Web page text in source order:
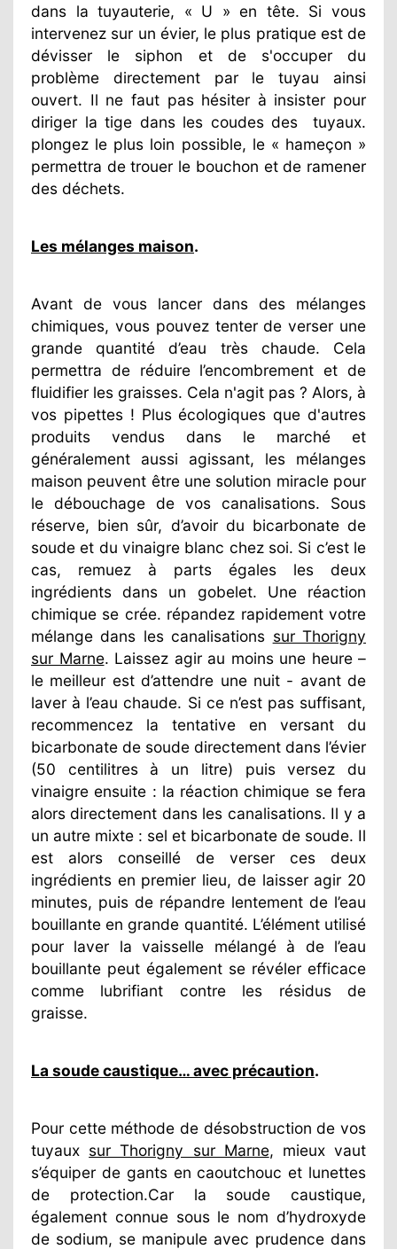
dans la tuyauterie, « U » en tête. Si vous
intervenez sur un évier, le plus pratique est de
dévisser le siphon et de s'occuper du
problème directement par le tuyau ainsi
ouvert. Il ne faut pas hésiter à insister pour
diriger la tige dans les coudes des
tuyaux.
plongez le plus loin possible, le « hameçon »
permettra de trouer le bouchon et de ramener
des déchets.
Les mélanges maison.
Avant de vous lancer dans des mélanges
chimiques, vous pouvez tenter de verser une
grande quantité d’eau très chaude. Cela
permettra de réduire l’encombrement et de
fluidifier les graisses. Cela n'agit pas ? Alors, à
vos pipettes ! Plus écologiques que d'autres
produits vendus dans le marché et
généralement aussi agissant, les mélanges
maison peuvent être une solution miracle pour
le débouchage de vos canalisations. Sous
réserve, bien sûr, d’avoir du bicarbonate de
soude et du vinaigre blanc chez soi. Si c’est le
cas, remuez à parts égales les deux
ingrédients dans un gobelet. Une réaction
chimique se crée. répandez rapidement votre
mélange dans les canalisations sur Thorigny
sur Marne. Laissez agir au moins une heure –
le meilleur est d’attendre une nuit - avant de
laver à l’eau chaude. Si ce n’est pas suffisant,
recommencez la tentative en versant du
bicarbonate de soude directement dans l’évier
(50 centilitres à un litre) puis versez du
vinaigre ensuite : la réaction chimique se fera
alors directement dans les canalisations. Il y a
un autre mixte : sel et bicarbonate de soude. Il
est alors conseillé de verser ces deux
ingrédients en premier lieu, de laisser agir 20
minutes, puis de répandre lentement de l’eau
bouillante en grande quantité. L’élément utilisé
pour laver la vaisselle mélangé à de l’eau
bouillante peut également se révéler efficace
comme lubrifiant contre les résidus de
graisse.
La soude caustique… avec précaution.
Pour cette méthode de désobstruction de vos
tuyaux sur Thorigny sur Marne, mieux vaut
s’équiper de gants en caoutchouc et lunettes
de protection.Car la soude caustique,
également connue sous le nom d’hydroxyde
de sodium, se manipule avec prudence dans